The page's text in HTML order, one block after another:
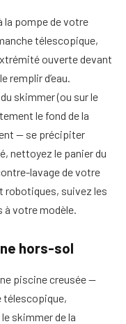
la pompe de votre
télescopique,
ouverte devant
remplir d’eau.
skimmer (ou sur le
le fond de la
— se précipiter
nettoyez le panier du
lavage de votre
robotiques, suivez les
votre modèle.
hors-sol
piscine creusée —
télescopique,
skimmer de la